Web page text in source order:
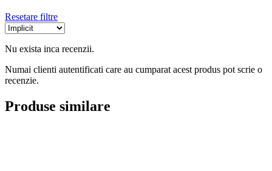
Resetare filtre
Nu exista inca recenzii.
Numai clienti autentificati care au cumparat acest produs pot scrie o
recenzie.
Produse similare